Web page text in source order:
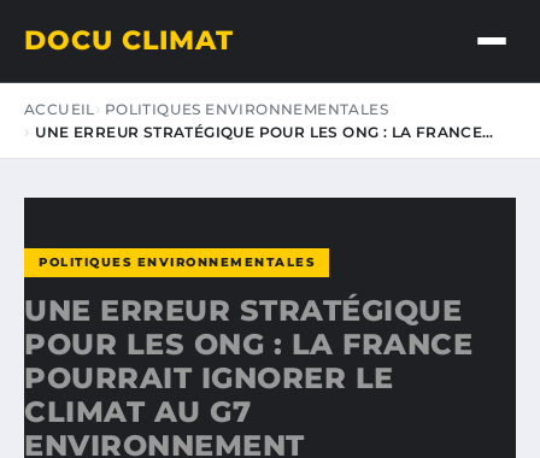
DOCU CLIMAT
ACCUEIL
POLITIQUES ENVIRONNEMENTALES
UNE ERREUR STRATÉGIQUE POUR LES ONG : LA FRANCE…
POLITIQUES ENVIRONNEMENTALES
UNE ERREUR STRATÉGIQUE
POUR LES ONG : LA FRANCE
POURRAIT IGNORER LE
CLIMAT AU G7
ENVIRONNEMENT